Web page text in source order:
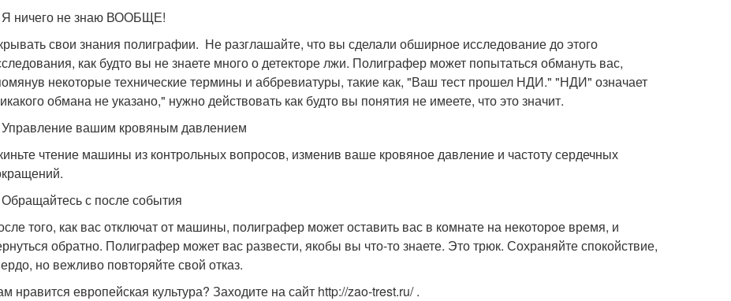
ничего не знаю ВООБЩЕ!
свои знания полиграфии. Не разглашайте, что вы сделали обширное исследование до этого
как будто вы не знаете много о детекторе лжи. Полиграфер может попытаться обмануть вас,
некоторые технические термины и аббревиатуры, такие как, "Ваш тест прошел НДИ." "НДИ" означает
обмана не указано," нужно действовать как будто вы понятия не имеете, что это значит.
вашим кровяным давлением
чтение машины из контрольных вопросов, изменив ваше кровяное давление и частоту сердечных
с после события
того, как вас отключат от машины, полиграфер может оставить вас в комнате на некоторое время, и
обратно. Полиграфер может вас развести, якобы вы что-то знаете. Это трюк. Сохраняйте спокойствие,
но вежливо повторяйте свой отказ.
нравится европейская культура? Заходите на сайт http://zao-trest.ru/ .